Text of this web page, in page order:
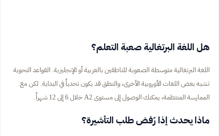
هل اللغة البرتغالية صعبة التعلم؟
اللغة البرتغالية متوسطة الصعوبة للناطقين بالعربية أو الإنجليزية. القواعد النحوية
تشبه بعض اللغات الأوروبية الأخرى، والنطق قد يكون تحدياً في البداية. لكن مع
الممارسة المنتظمة، يمكنك الوصول إلى مستوى A2 خلال 6 إلى 12 شهراً.
ماذا يحدث إذا رُفض طلب التأشيرة؟